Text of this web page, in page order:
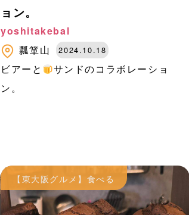
ョン。
yoshitakebal
瓢箪山
2024.10.18
ビアーと
サンドのコラボレーショ
ン。
【東大阪グルメ】食べる